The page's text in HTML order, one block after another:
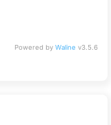
Powered by Waline v3.5.6